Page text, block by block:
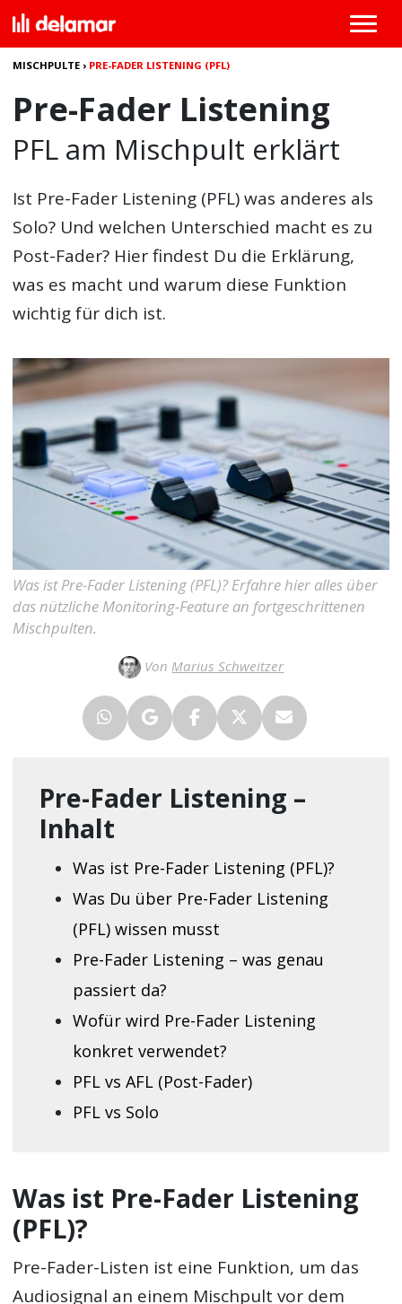
MISCHPULTE › PRE-FADER LISTENING (PFL)
Pre-Fader Listening
PFL am Mischpult erklärt
Ist Pre-Fader Listening (PFL) was anderes als
Solo? Und welchen Unterschied macht es zu
Post-Fader? Hier findest Du die Erklärung,
was es macht und warum diese Funktion
wichtig für dich ist.
Was ist Pre-Fader Listening (PFL)? Erfahre hier alles über
das nützliche Monitoring-Feature an fortgeschrittenen
Mischpulten.
Von Marius Schweitzer
Pre-Fader Listening –
Inhalt
Was ist Pre-Fader Listening (PFL)?
Was Du über Pre-Fader Listening
(PFL) wissen musst
Pre-Fader Listening – was genau
passiert da?
Wofür wird Pre-Fader Listening
konkret verwendet?
PFL vs AFL (Post-Fader)
PFL vs Solo
Was ist Pre-Fader Listening
(PFL)?
Pre-Fader-Listen ist eine Funktion, um das
Audiosignal an einem Mischpult vor dem